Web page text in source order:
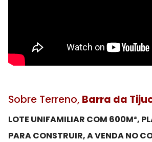
Sobre Terreno, Barra da
LOTE UNIFAMILIAR COM 600M²,
PARA CONSTRUIR, A VENDA NO